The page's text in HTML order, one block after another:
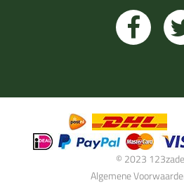
© 2023
Algemene